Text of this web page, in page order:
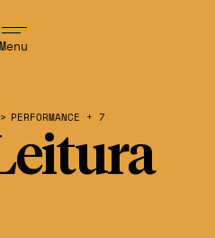
Menu
> PERFORMANCE + 7